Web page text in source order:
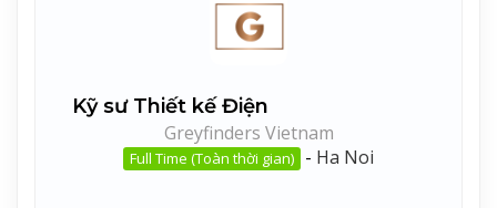
Kỹ sư Thiết kế Điện
Greyfinders Vietnam
Full Time (Toàn thời gian) - Ha Noi